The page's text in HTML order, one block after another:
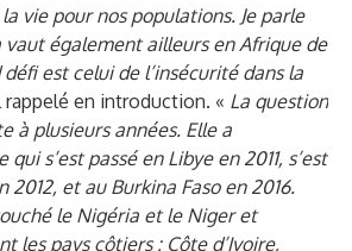
vie pour nos populations. Je parle
vaut également ailleurs en Afrique de
défi est celui de l’insécurité dans la
rappelé en introduction. « La question
à plusieurs années. Elle a
s’est passé en Libye en 2011, s’est
2012, et au Burkina Faso en 2016.
le Nigéria et le Niger et
les pays côtiers : Côte d’Ivoire,